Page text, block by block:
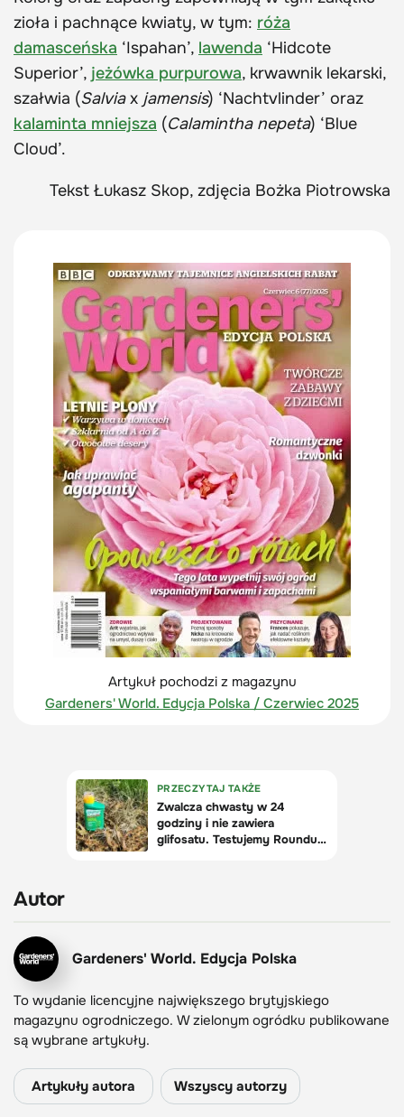
zioła i pachnące kwiaty, w tym: róża
damasceńska ‘Ispahan’, lawenda ‘Hidcote
Superior’, jeżówka purpurowa, krwawnik lekarski,
szałwia (Salviax jamensis) ‘Nachtvlinder’ oraz
kalaminta mniejsza (Calamintha nepeta) ‘Blue
Cloud’.
Tekst Łukasz Skop, zdjęcia Bożka Piotrowska
Artykuł pochodzi z magazynu
Gardeners' World. Edycja Polska / Czerwiec 2025
Autor
Gardeners' World. Edycja Polska
To wydanie licencyjne największego brytyjskiego
magazynu ogrodniczego. W zielonym ogródku publikowane
są wybrane artykuły.
Artykuły autora Wszyscy autorzy